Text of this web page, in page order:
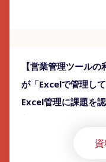
【営業管理ツール
が「Excelで管理し
Excel管理に課題を
新版がどこにあるか
「Excel」以外のツ